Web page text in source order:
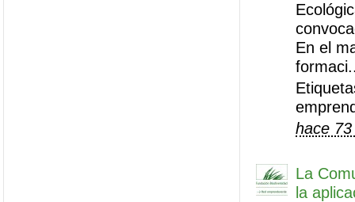
En el
hace
La
la